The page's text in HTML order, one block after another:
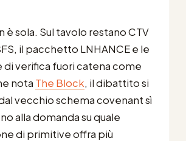
è sola. Sul tavolo restano CTV
il pacchetto LNHANCE e le
verifica fuori catena come
nota The Block, il dibattito si
vecchio schema covenant sì
alla domanda su quale
di primitive offra più